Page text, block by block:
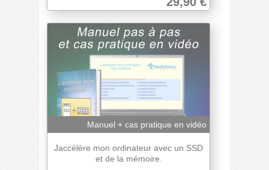
Manuel + cas pratique en vidéo
Jaccélère mon ordinateur avec un SSD
et de la mémoire.